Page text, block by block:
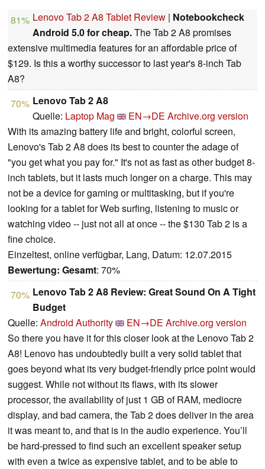
81% Lenovo Tab 2 A8 Tablet Review | Notebookcheck
Android 5.0 for cheap.The Tab 2 A8 promises
extensive multimedia features for an affordable price of
$129. Is this a worthy successor to last year's 8-inch Tab
A8?
70% Lenovo Tab 2 A8
Quelle: Laptop Mag EN→DE Archive.org version
With its amazing battery life and bright, colorful screen,
Lenovo's Tab 2 A8 does its best to counter the adage of
"you get what you pay for." It's not as fast as other budget 8-
inch tablets, but it lasts much longer on a charge. This may
not be a device for gaming or multitasking, but if you're
looking for a tablet for Web surfing, listening to music or
watching video -- just not all at once -- the $130 Tab 2 is a
fine choice.
Einzeltest, online verfügbar, Lang, Datum: 12.07.2015
Bewertung: Gesamt: 70%
70% Lenovo Tab 2 A8 Review: Great Sound On A Tight
Budget
Quelle: Android Authority EN→DE Archive.org version
So there you have it for this closer look at the Lenovo Tab 2
A8! Lenovo has undoubtedly built a very solid tablet that
goes beyond what its very budget-friendly price point would
suggest. While not without its flaws, with its slower
processor, the availability of just 1 GB of RAM, mediocre
display, and bad camera, the Tab 2 does deliver in the area
it was meant to, and that is in the audio experience. You’ll
be hard-pressed to find such an excellent speaker setup
with even a twice as expensive tablet, and to be able to